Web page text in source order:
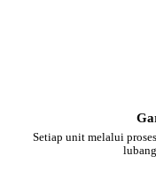
Setiap unit melalui